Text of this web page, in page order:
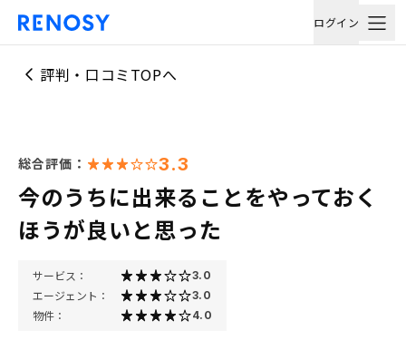
ログイン
評判・口コミTOPへ
総合評価： 3.3
今のうちに出来ることをやっておく
ほうが良いと思った
サービス： 3.0
エージェント： 3.0
物件： 4.0